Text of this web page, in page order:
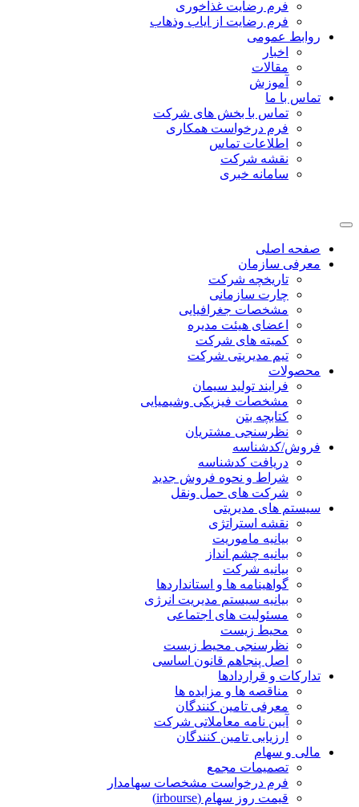
فرم رضایت غذاخوری
فرم رضایت از ایاب وذهاب
روابط عمومی
اخبار
مقالات
آموزش
تماس با ما
تماس با بخش های شرکت
فرم درخواست همکاری
اطلاعات تماس
نقشه شرکت
سامانه خبری
صفحه اصلی
معرفی سازمان
تاریخچه شرکت
چارت سازمانی
مشخصات جغرافیایی
اعضای هیئت مدیره
کمیته های شرکت
تیم مدیریتی شرکت
محصولات
فرایند تولید سیمان
مشخصات فیزیکی وشیمیایی
کتابچه بتن
نظرسنجی مشتریان
فروش/کدشناسه
دریافت کدشناسه
شراط و نحوه فروش جدید
شرکت های حمل ونقل
سیستم های مدیریتی
نقشه استراتژی
بیانیه ماموریت
بیانیه چشم انداز
بیانیه شرکت
گواهینامه ها و استانداردها
بیانیه سیستم مدیریت انرژی
مسئولیت های اجتماعی
محیط زیست
نظرسنجی محیط زیست
اصل پنجاهم قانون اساسی
تدارکات و قراردادها
مناقصه ها و مزایده ها
معرفی تامین کنندگان
آیین نامه معاملاتی شرکت
ارزیابی تامین کنندگان
مالی و سهام
تصمیمات مجمع
فرم درخواست مشخصات سهامدار
قیمت روز سهام (irbourse)